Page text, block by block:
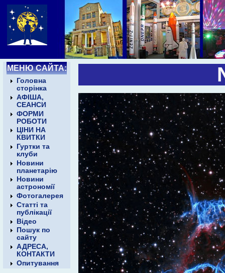
МЕНЮ САЙТА:
Головна
сторінка
АФІША,
СЕАНСИ
ФОРМИ
РОБОТИ
ЦІНИ НА
КВИТКИ
Гуртки та
клуби
Новини
планетарію
Новини
астрономії
Фотогалерея
Статті та
публікації
Відео
Пошук по
сайту
АДРЕСА,
КОНТАКТИ
Опитування